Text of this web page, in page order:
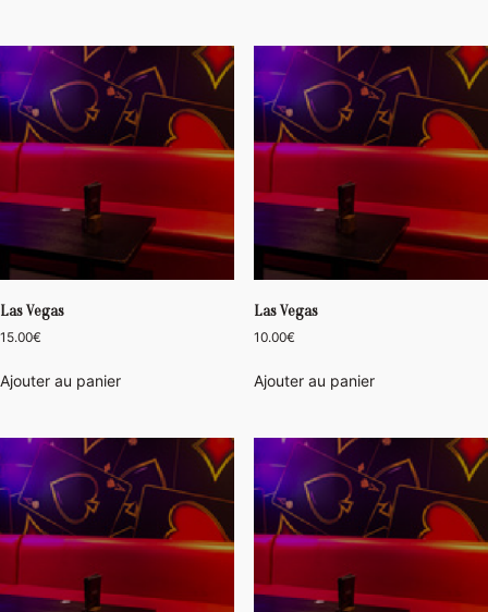
Las Vegas
15.00€
Ajouter au panier
Las Vegas
10.00€
Ajouter au panier